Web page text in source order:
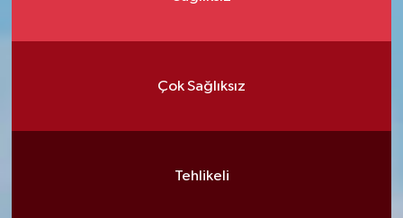
Çok Sağlıksız
Tehlikeli